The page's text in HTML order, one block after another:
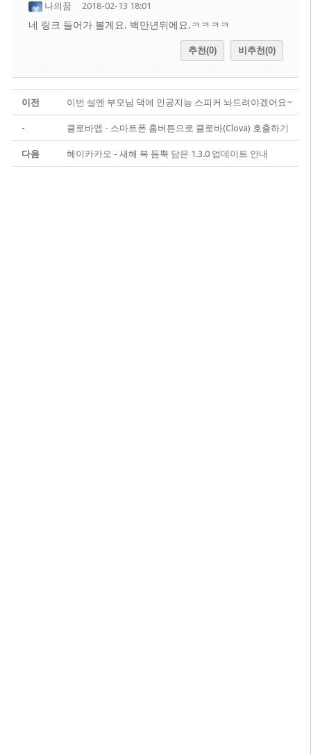
나의꿈 2018-02-13 18:01
네 링크 들어가 볼게요. 백만년뒤에요.ㅋㅋㅋㅋ
추천(0) 비추천(0)
이전 이번 설엔 부모님 댁에 인공지능 스피커 놔드려야겠어요~
- 클로바앱 - 스마트폰 홈버튼으로 클로바(Clova) 호출하기
다음 헤이카카오 - 새해 복 듬뿍 담은 1.3.0 업데이트 안내